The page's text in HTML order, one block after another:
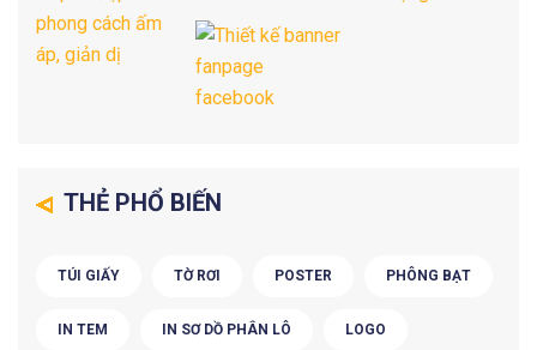
THẺ PHỔ BIẾN
TÚI GIẤY TỜ RƠI POSTER PHÔNG BẠT
IN TEM IN SƠ DỒ PHÂN LÔ LOGO